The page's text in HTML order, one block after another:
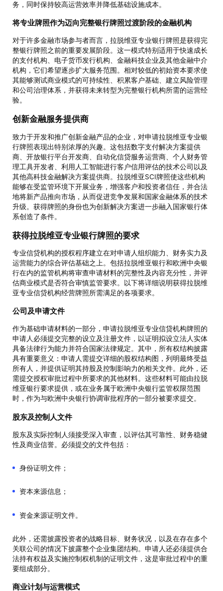
务，同时保持较高运营效率并降低基础设施成本。
将专业牌照作为迈向完整银行牌照过渡阶段的金融机构
对于许多金融市场参与者而言，拉脱维亚专业银行牌照是获得完
整银行牌照之前的重要发展阶段。这一模式特别适用于快速成长
的支付机构、电子货币发行机构、金融科技企业及其他金融中介
机构，它们希望逐步扩大服务范围。相对较低的初始资本要求使
其能够测试商业模式的可持续性、积累客户基础、建立风险管理
和公司治理体系，并获得未来转型为完整银行机构所需的运营经
验。
创新金融服务提供商
致力于开发和推广创新金融产品的企业，对申请拉脱维亚专业银
行牌照表现出特别浓厚的兴趣。这包括数字支付解决方案提供
商、开放银行平台开发商、自动化信贷服务运营商、个人财务管
理工具开发者、利用人工智能进行客户信用评估的技术公司以及
其他高科技金融解决方案提供商。拉脱维亚SCI牌照使这些机构
能够在受监管环境下开展业务，增强客户和投资者信任，并合法
地将新产品推向市场，从而促进竞争发展和国家金融体系的技术
升级。获得牌照的身份也为创新解决方案进一步融入国家银行体
系创造了条件。
获得拉脱维亚专业银行牌照的要求
专业信贷机构的授权程序建立在对申请人组织能力、财务实力及
运营能力的综合评估基础之上。包括拉脱维亚银行和欧洲中央银
行在内的监管机构将审查申请材料的完整性及内容充分性，并评
估商业模式是否符合审慎监管要求。以下将详细说明获得拉脱维
亚专业信贷机构经营牌照所需满足的各项要求。
公司及申请文件
作为基础申请材料的一部分，申请拉脱维亚专业信贷机构牌照的
申请人必须提交完整的设立及注册文件，以证明拟设立法人实体
具备法律行为能力并符合国家法律规定。其中，所有权结构披露
具有重要意义：申请人需提交详细的股权结构图，列明最终受益
所有人，并提供证明其持股及控制影响力的相关文件。此外，还
需提交授权审批过程中所要求的其他材料。这些材料可能由拉脱
维亚银行要求提供，或在业务属于欧洲中央银行监管权限范围
时，作为与欧洲中央银行协调审批程序的一部分被要求提交。
股东及控制人文件
股东及实际控制人须接受深入审查，以评估其可靠性、财务稳健
性及商业信誉。必须提交的文件包括：
身份证明文件；
资本来源信息；
资金来源证明文件。
此外，还需披露投资者的战略目标、财务状况，以及在存在多个
关联公司的情况下披露整个企业集团结构。申请人还必须提供合
法持有权益及实施控制权机制的证明文件，这是审批过程中的重
要组成部分。
商业计划与运营模式